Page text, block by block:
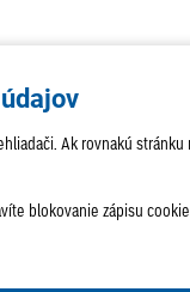
Ak rovnakú
blokovanie zápisu